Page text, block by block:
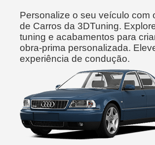
Personalize o seu veículo com
de Carros da 3DTuning.
tuning e acabamentos para
obra-prima personalizada.
experiência de condução.